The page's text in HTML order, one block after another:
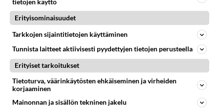
10 kauneudesta
Kommentoi
Anonyymi00024
2026-05-10 10:45:05
Voisivat välillä vaihtaa juontaa.
Äänestä Kommentoi
tietojen käyttö
Erityisominaisuudet
Tarkkojen sijaintitietojen käyttäminen
Tunnista laitteet aktiivisesti pyydettyjen tietojen perusteella
Erityiset tarkoitukset
Tietoturva, väärinkäytösten ehkäiseminen ja virheiden
korjaaminen
Mainonnan ja sisällön tekninen jakelu